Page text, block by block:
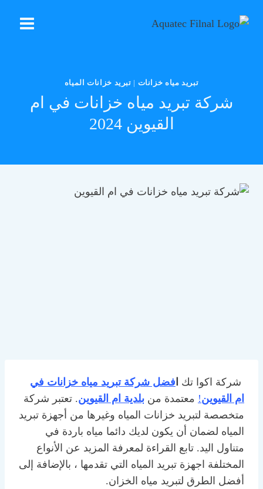
إلى
تبريد مياه خزانات | تبريد خزانات المياه
شركة تبريد مياه خزانات في ام
القيوين 2024
شركة اكوا تك فضل شركة تبريد مياه خزانات في
ام القيوين! معتمدة من بلدية ام القيوين. تعتبر شركة
متخصصة لتبريد خزانات المياه وغيرها من أجهزة تبريد
المياه لضمان أن يكون لديك دائما مياه باردة في
متناول اليد. تابع القراءة لمعرفة المزيد عن الأنواع
المختلفة اجهزة تبريد المياه التي تقدمها ، بالإضافة إلى
أفضل الطرق لتبريد مياه الخزان.